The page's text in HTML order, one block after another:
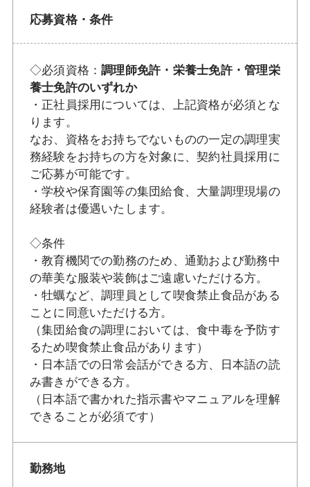
応募資格・条件
◇必須資格：調理師免許・栄養士免許・管理栄
養士免許のいずれか
・正社員採用については、上記資格が必須とな
ります。
なお、資格をお持ちでないものの一定の調理実
務経験をお持ちの方を対象に、契約社員採用に
ご応募が可能です。
・学校や保育園等の集団給食、大量調理現場の
経験者は優遇いたします。
◇条件
・教育機関での勤務のため、通勤および勤務中
の華美な服装や装飾はご遠慮いただける方。
・牡蠣など、調理員として喫食禁止食品がある
ことに同意いただける方。
（集団給食の調理においては、食中毒を予防す
るため喫食禁止食品があります）
・日本語での日常会話ができる方、日本語の読
み書きができる方。
（日本語で書かれた指示書やマニュアルを理解
できることが必須です）
勤務地